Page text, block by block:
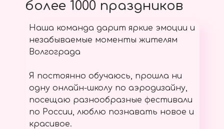
более 1000 праздников
Наша команда дарит яркие эмоции и
незабываемые моменты жителям
Волгограда
Я постоянно обучаюсь, прошла ни
одну онлайн-школу по аэродизайну,
посещаю разнообразные фестивали
по России, люблю познавать новое и
красивое.